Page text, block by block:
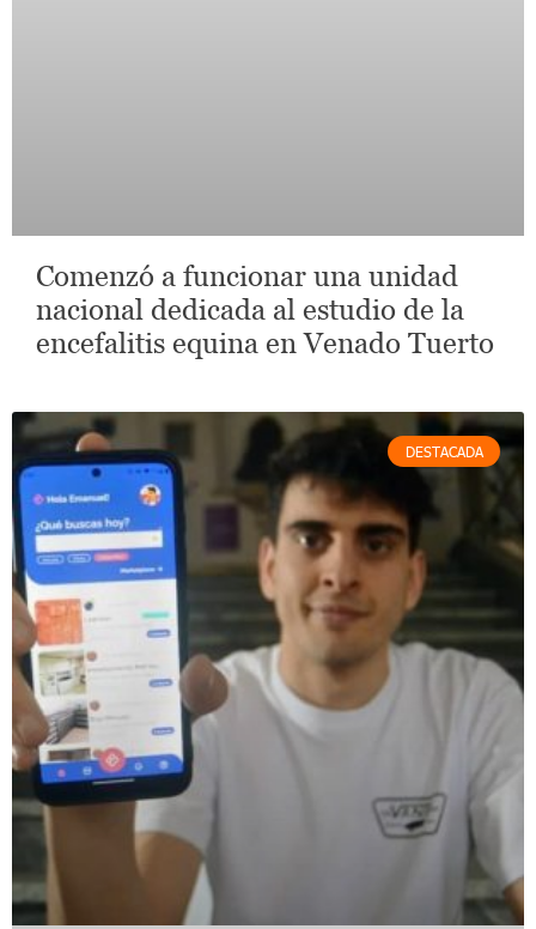
Comenzó a funcionar una unidad
nacional dedicada al estudio de la
encefalitis equina en Venado Tuerto
DESTACADA